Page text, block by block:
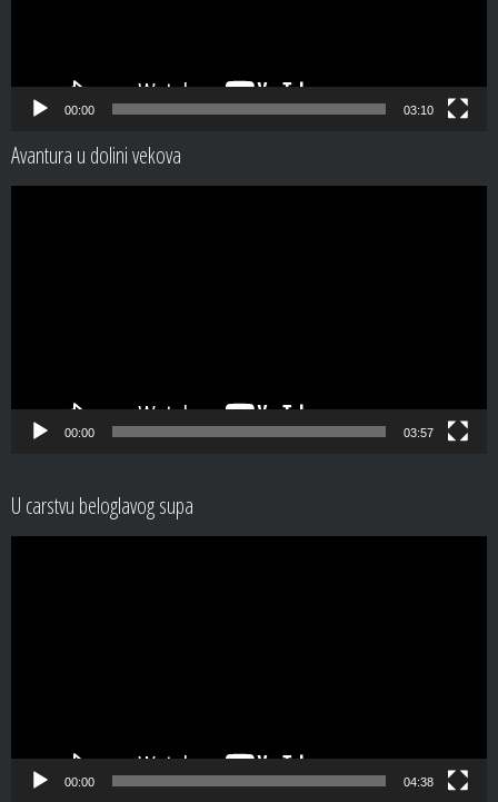
00:00 03:10
Avantura u dolini vekova
00:00 03:57
U carstvu beloglavog supa
00:00 04:38